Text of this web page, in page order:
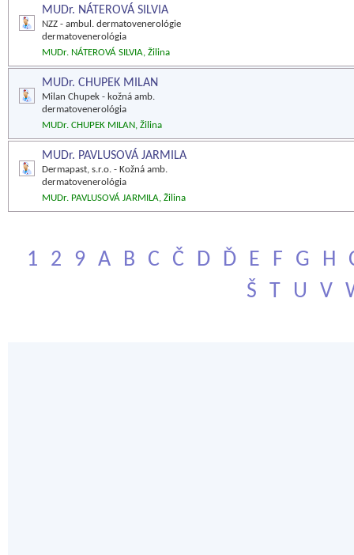
MUDr. NÁTEROVÁ SILVIA
NZZ - ambul. dermatovenerológie
dermatovenerológia
MUDr. NÁTEROVÁ SILVIA, Žilina
MUDr. CHUPEK MILAN
Milan Chupek - kožná amb.
dermatovenerológia
MUDr. CHUPEK MILAN, Žilina
MUDr. PAVLUSOVÁ JARMILA
Dermapast, s.r.o. - Kožná amb.
dermatovenerológia
MUDr. PAVLUSOVÁ JARMILA, Žilina
1 2 9 A B C Č D Ď E F G H
Š
T U V